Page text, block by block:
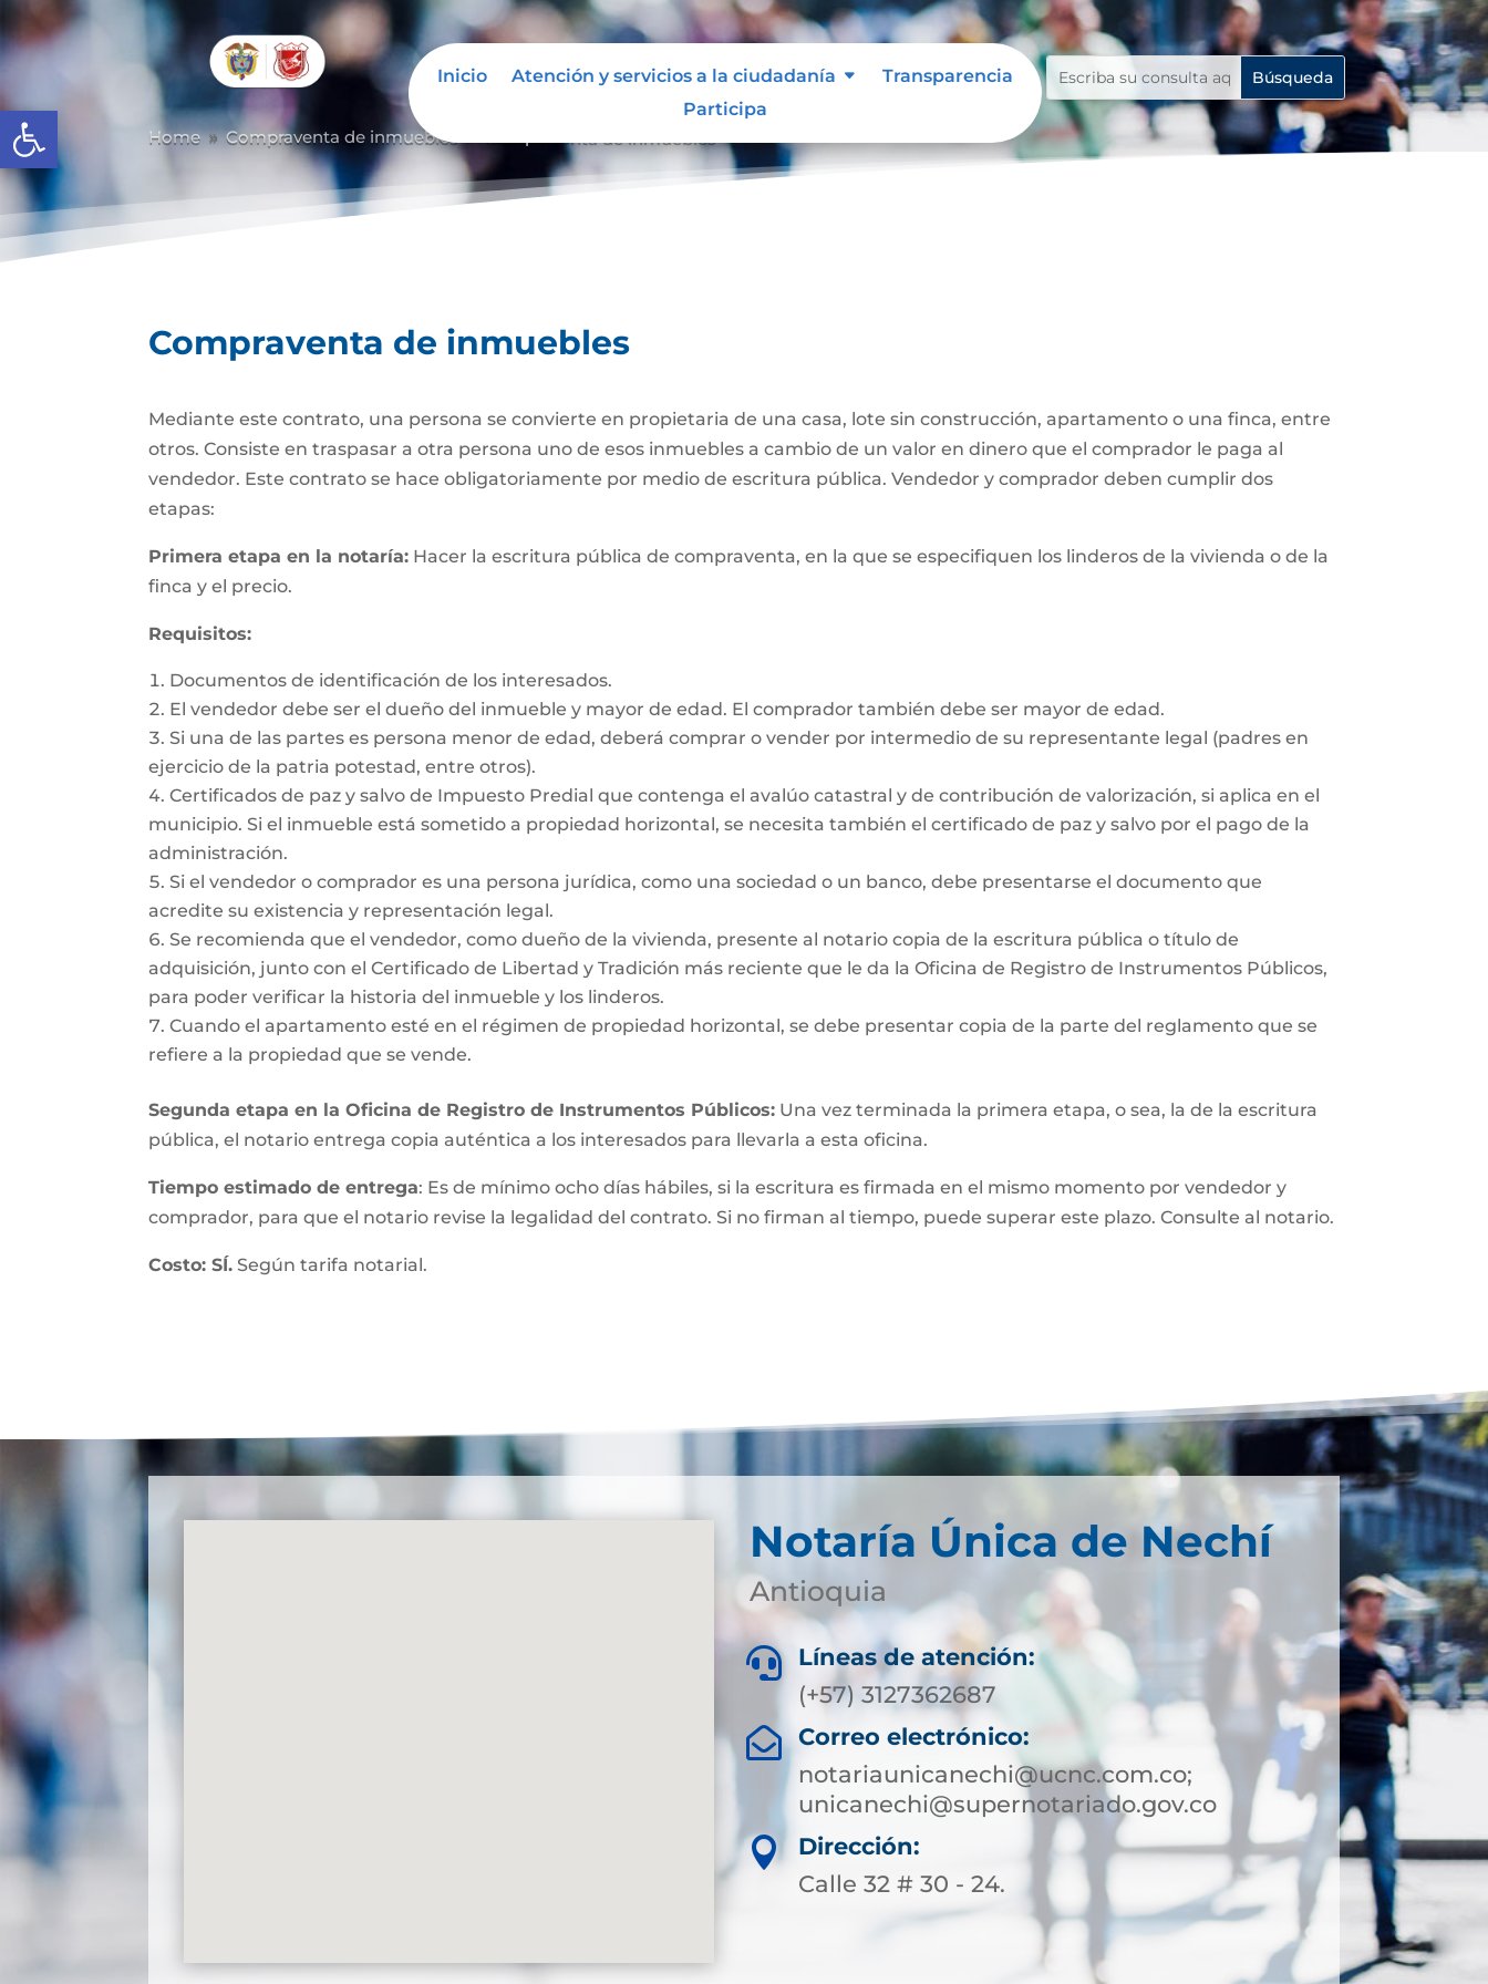
Abrir barra de herramientas
Inicio Atención y servicios a la ciudadanía
Transparencia
Participa
Home 9 Compraventa de inmuebles
Compraventa de inmuebles
Mediante este contrato, una persona se convierte en propietaria de una casa, lote sin construcción, apartamento o una finca, entre
otros. Consiste en traspasar a otra persona uno de esos inmuebles a cambio de un valor en dinero que el comprador le paga al
vendedor. Este contrato se hace obligatoriamente por medio de escritura pública. Vendedor y comprador deben cumplir dos
etapas:
Primera etapa en la notaría: Hacer la escritura pública de compraventa, en la que se especifiquen los linderos de la vivienda o de la
finca y el precio.
Requisitos:
Documentos de identificación de los interesados.
El vendedor debe ser el dueño del inmueble y mayor de edad. El comprador también debe ser mayor de edad.
Si una de las partes es persona menor de edad, deberá comprar o vender por intermedio de su representante legal (padres en
ejercicio de la patria potestad, entre otros).
Certificados de paz y salvo de Impuesto Predial que contenga el avalúo catastral y de contribución de valorización, si aplica en el
municipio. Si el inmueble está sometido a propiedad horizontal, se necesita también el certificado de paz y salvo por el pago de la
administración.
Si el vendedor o comprador es una persona jurídica, como una sociedad o un banco, debe presentarse el documento que
acredite su existencia y representación legal.
Se recomienda que el vendedor, como dueño de la vivienda, presente al notario copia de la escritura pública o título de
adquisición, junto con el Certificado de Libertad y Tradición más reciente que le da la Oficina de Registro de Instrumentos Públicos,
para poder verificar la historia del inmueble y los linderos.
Cuando el apartamento esté en el régimen de propiedad horizontal, se debe presentar copia de la parte del reglamento que se
refiere a la propiedad que se vende.
Segunda etapa en la Oficina de Registro de Instrumentos Públicos: Una vez terminada la primera etapa, o sea, la de la escritura
pública, el notario entrega copia auténtica a los interesados para llevarla a esta oficina.
Tiempo estimado de entrega: Es de mínimo ocho días hábiles, si la escritura es firmada en el mismo momento por vendedor y
comprador, para que el notario revise la legalidad del contrato. Si no firman al tiempo, puede superar este plazo. Consulte al notario.
Costo: SÍ. Según tarifa notarial.
Notaría Única de Nechí
Antioquia

Líneas de atención:
(+57) 3127362687
 Correo electrónico:
notariaunicanechi@ucnc.com.co;
unicanechi@supernotariado.gov.co

Dirección:
Calle 32 # 30 - 24.